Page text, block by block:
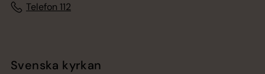
Telefon 112
Svenska kyrkan